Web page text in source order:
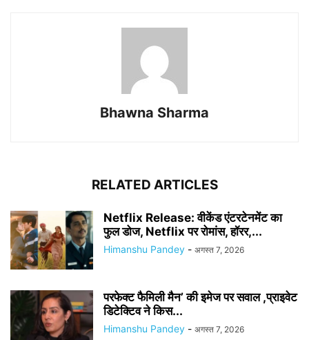
Bhawna Sharma
RELATED ARTICLES
Netflix Release: वीकेंड एंटरटेनमेंट का
फुल डोज, Netflix पर रोमांस, हॉरर,...
Himanshu Pandey - अगस्त 7, 2026
परफेक्ट फैमिली मैन’ की इमेज पर सवाल ,प्राइवेट
डिटेक्टिव ने किस...
Himanshu Pandey - अगस्त 7, 2026